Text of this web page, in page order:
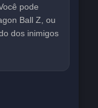
pode
Ball Z, ou
dos inimigos